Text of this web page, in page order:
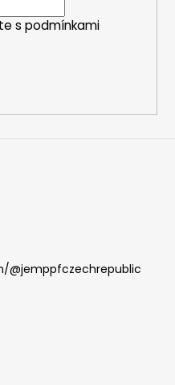
s podmínkami
@jemppfczechrepublic